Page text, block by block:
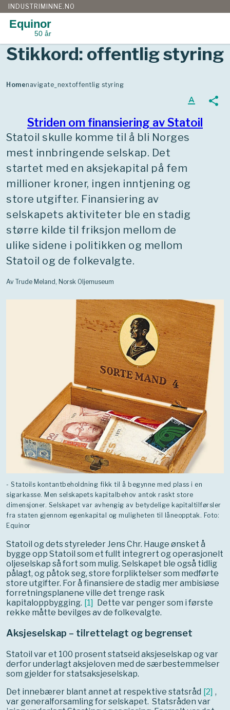
Gå
til
INDUSTRIMINNE.NO
Equinor
50 år
Stikkord: offentlig styring
Homenavigate_nextoffentlig styring
Striden om finansiering av Statoil
text_format share
Statoil skulle komme til å bli Norges
mest innbringende selskap. Det
startet med en aksjekapital på fem
millioner kroner, ingen inntjening og
store utgifter. Finansiering av
selskapets aktiviteter ble en stadig
større kilde til friksjon mellom de
ulike sidene i politikken og mellom
Statoil og de folkevalgte.
Av Trude Meland, Norsk Oljemuseum
- Statoils kontantbeholdning fikk til å begynne med plass i en
sigarkasse. Men selskapets kapitalbehov antok raskt store
dimensjoner. Selskapet var avhengig av betydelige kapitaltilførsler
fra staten gjennom egenkapital og muligheten til låneopptak. Foto:
Equinor
Statoil og dets styreleder Jens Chr. Hauge ønsket å
bygge opp Statoil som et fullt integrert og operasjonelt
oljeselskap så fort som mulig. Selskapet ble også tidlig
pålagt, og påtok seg, store forpliktelser som medførte
store utgifter. For å finansiere de stadig mer ambisiøse
forretningsplanene ville det trenge rask
kapitaloppbygging. [1] Dette var penger som i første
rekke måtte bevilges av de folkevalgte.
Aksjeselskap – tilrettelagt og begrenset
Statoil var et 100 prosent statseid aksjeselskap og var
derfor underlagt aksjeloven med de særbestemmelser
som gjelder for statsaksjeselskap.
Det innebærer blant annet at respektive statsråd [2] ,
var generalforsamling for selskapet. Statsråden var